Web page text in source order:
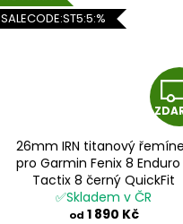
SALECODE:ST5:5:%
26mm IRN titanový
pro Garmin Fenix 8 Enduro
Tactix 8 černý QuickFit
✅Skladem v ČR
od 1 890 Kč